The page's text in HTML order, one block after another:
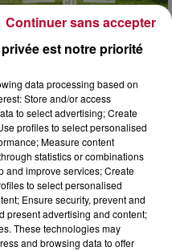
CE WEEK-END
une petite sélection des
le coin. Que vous ayez
monde,...
est notre priorité
data processing based on
Store and/or access
to select advertising; Create
profiles to select personalised
Measure content
statistics or combinations
and improve services; Create
to select personalised
Ensure security, prevent and
present advertising and content;
These technologies may
and browsing data to offer
Continuer sans accepter